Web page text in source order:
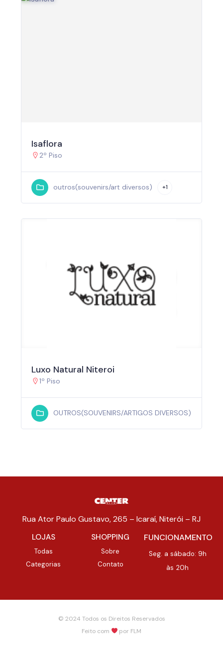
Isaflora
2º Piso
outros(souvenirs/art diversos) +1
Luxo Natural Niteroi
1º Piso
OUTROS(SOUVENIRS/ARTIGOS DIVERSOS)
Rua Ator Paulo Gustavo, 265 – Icaraí, Niterói – RJ
LOJAS
Todas
Categorias
SHOPPING
Sobre
Contato
FUNCIONAMENTO
Seg. a sábado: 9h
às 20h
© 2024 Todos os Direitos Reservados
Feito com
por FLM